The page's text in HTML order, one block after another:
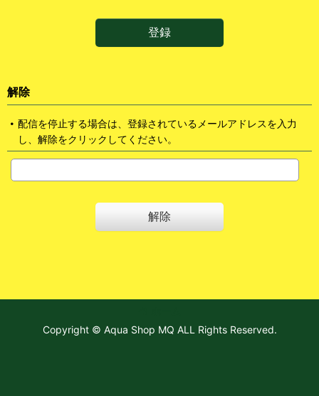
登録
解除
配信を停止する場合は、登録されているメールアドレスを入力
し、解除をクリックしてください。
解除
Copyright © Aqua Shop MQ ALL Rights Reserved.